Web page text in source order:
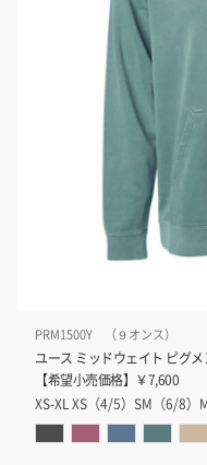
PRM1500Y （９オンス）
ユース ミッドウェイト ピグ
【希望小売価格】￥7,600
XS-XL XS（4/5）SM（6/8）